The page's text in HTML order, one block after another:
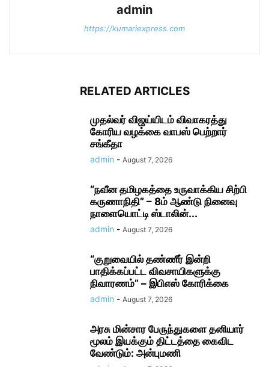
admin
https://kumariexpress.com
RELATED ARTICLES
முதல்வர் விஜய்யிடம் விவாகரத்து
கோரிய வழக்கை வாபஸ் பெற்றார்
சங்கீதா
admin - August 7, 2026
“நவீன தமிழகத்தை உருவாக்கிய சிற்பி
கருணாநிதி” – 8ம் ஆண்டு நினைவு
நாளையொட்டி ஸ்டாலின்...
admin - August 7, 2026
“குறுவையில் தண்ணீர் இன்றி
பாதிக்கப்பட்ட விவசாயிகளுக்கு
நிவாரணம்” – இபிஎஸ் கோரிக்கை
admin - August 7, 2026
அரசு மின்சார பேருந்துகளை தனியார்
மூலம் இயக்கும் திட்டத்தை கைவிட
வேண்டும்: அன்புமணி